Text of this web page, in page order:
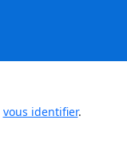
vous identifier.